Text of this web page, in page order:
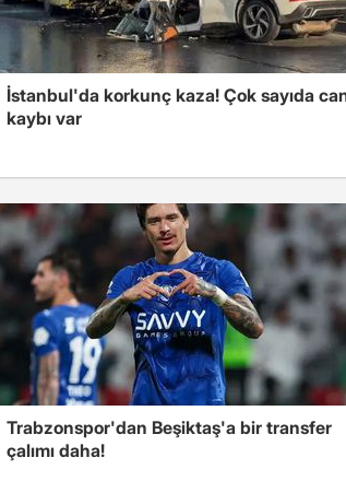
İstanbul'da korkunç kaza! Çok sayıda
kaybı var
Trabzonspor'dan Beşiktaş'a bir transfer
çalımı daha!